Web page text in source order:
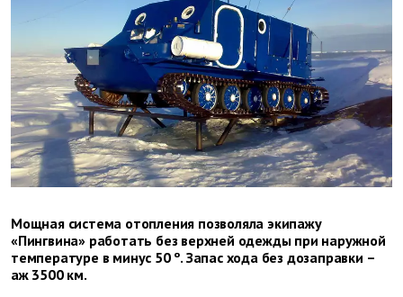
Мощная система отопления позволяла экипажу
«Пингвина» работать без верхней одежды при наружной
температуре в минус 50 º. Запас хода без дозаправки –
аж 3500 км.